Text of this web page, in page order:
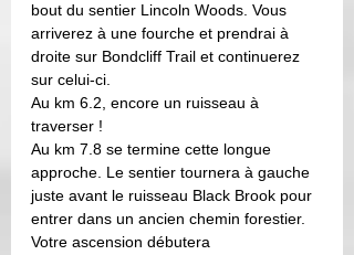
bout du sentier Lincoln Woods. Vous
arriverez à une fourche et prendrai à
droite sur Bondcliff Trail et continuerez
sur celui-ci.
Au km 6.2, encore un ruisseau à
traverser !
Au km 7.8 se termine cette longue
approche. Le sentier tournera à gauche
juste avant le ruisseau Black Brook pour
entrer dans un ancien chemin forestier.
Votre ascension débutera